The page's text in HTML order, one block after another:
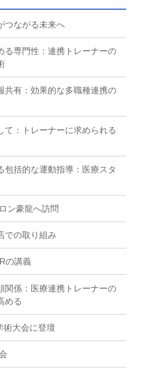
つながる未来へ
る専門性：連携トレーナーの
共有：効果的な多職種連携の
て：トレーナーに求められる
包括的な運動指導：医療スタ
ン豪龍へ訪問
での取り組み
の講義
関係：医療連携トレーナーの
める
術大会に登壇